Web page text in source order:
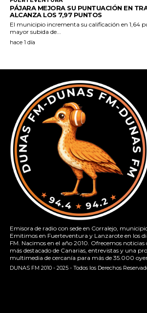
Emisora de radio con sede en Corralejo,
Emitimos en Fuerteventura y Lanzarote en los
FM. Nacimos en el año 2010. Ofrecemos
más destacado de Canarias, entrevistas y una
multimedia de cercanía para más de 35.000
DUNAS FM 2010 - 2025 - Todos los Derechos